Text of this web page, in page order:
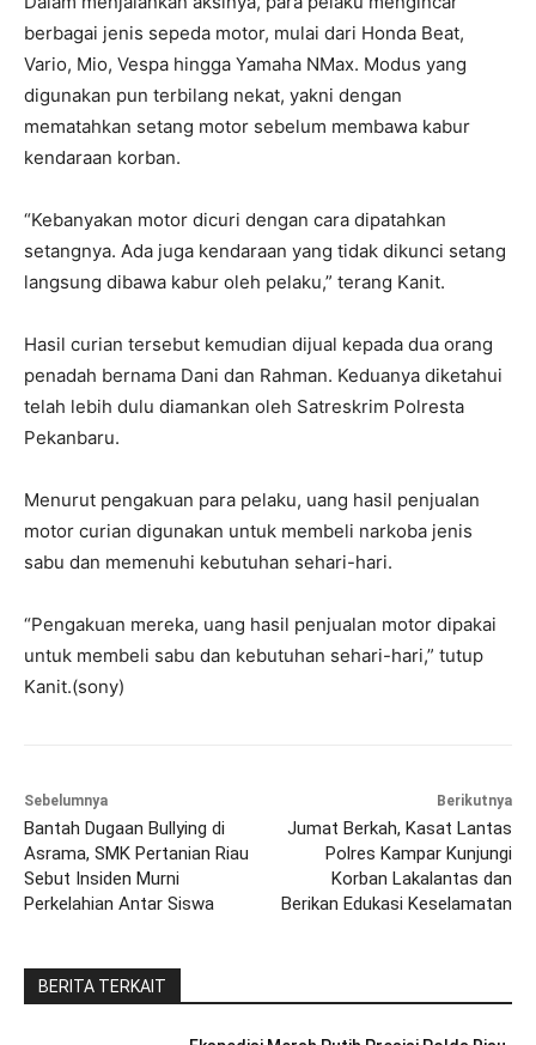
berbagai jenis sepeda motor, mulai dari Honda Beat,
Vario, Mio, Vespa hingga Yamaha NMax. Modus yang
digunakan pun terbilang nekat, yakni dengan
mematahkan setang motor sebelum membawa kabur
kendaraan korban.
“Kebanyakan motor dicuri dengan cara dipatahkan
setangnya. Ada juga kendaraan yang tidak dikunci setang
langsung dibawa kabur oleh pelaku,” terang Kanit.
Hasil curian tersebut kemudian dijual kepada dua orang
penadah bernama Dani dan Rahman. Keduanya diketahui
telah lebih dulu diamankan oleh Satreskrim Polresta
Pekanbaru.
Menurut pengakuan para pelaku, uang hasil penjualan
motor curian digunakan untuk membeli narkoba jenis
sabu dan memenuhi kebutuhan sehari-hari.
“Pengakuan mereka, uang hasil penjualan motor dipakai
untuk membeli sabu dan kebutuhan sehari-hari,” tutup
Kanit.(sony)
Sebelumnya
Bantah Dugaan Bullying di
Asrama, SMK Pertanian Riau
Sebut Insiden Murni
Perkelahian Antar Siswa
Berikutnya
Jumat Berkah, Kasat Lantas
Polres Kampar Kunjungi
Korban Lakalantas dan
Berikan Edukasi Keselamatan
BERITA TERKAIT